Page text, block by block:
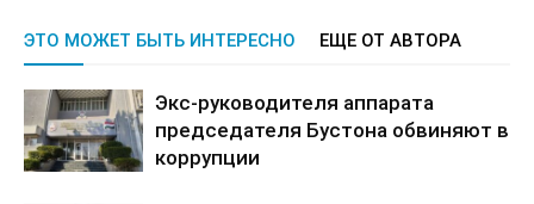
ЭТО МОЖЕТ БЫТЬ ИНТЕРЕСНО ЕЩЕ ОТ АВТОРА
Экс-руководителя аппарата
председателя Бустона обвиняют в
коррупции